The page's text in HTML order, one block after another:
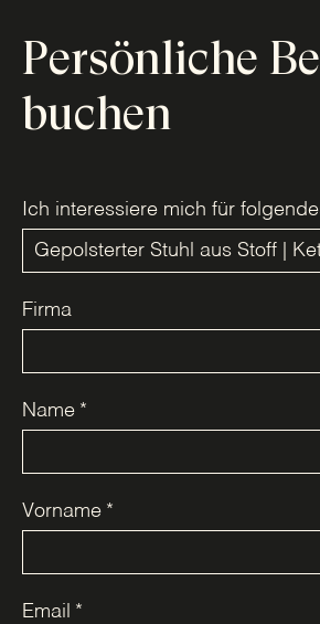
Persönliche
buchen
Ich interessiere mich für
Firma
Name *
Vorname *
Email *